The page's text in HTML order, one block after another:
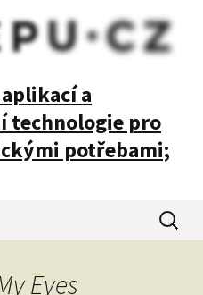
a
technologie pro
potřebami;
Eyes